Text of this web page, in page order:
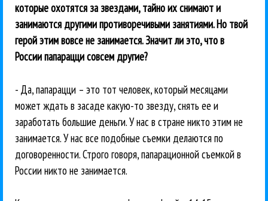
которые охотятся за звездами, тайно их снимают и
занимаются другими противоречивыми занятиями. Но твой
герой этим вовсе не занимается. Значит ли это, что в
России папарацци совсем другие?
- Да, папарацци – это тот человек, который месяцами
может ждать в засаде какую-то звезду, снять ее и
заработать большие деньги. У нас в стране никто этим не
занимается. У нас все подобные съемки делаются по
договоренности. Строго говоря, папарационной съемкой в
России никто не занимается.